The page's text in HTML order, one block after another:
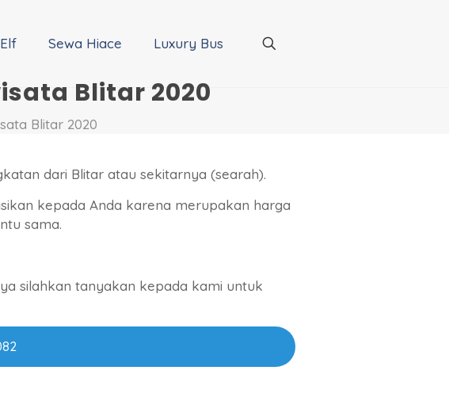
Sewa Hiace Luxury Bus
Blitar 2020
Blitar 2020
dari Blitar atau sekitarnya (searah).
kepada Anda karena merupakan harga
sama.
silahkan tanyakan kepada kami untuk